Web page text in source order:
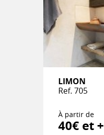
LIMON
Ref. 705
À partir de
40€ et +